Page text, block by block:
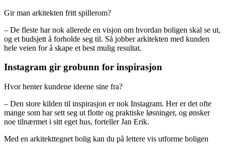
Gir man arkitekten fritt spillerom?
– De fleste har nok allerede en visjon om hvordan boligen skal se ut,
og et budsjett å forholde seg til. Så jobber arkitekten med kunden
hele veien for å skape et best mulig resultat.
Instagram gir grobunn for inspirasjon
Hvor henter kundene ideene sine fra?
– Den store kilden til inspirasjon er nok Instagram. Her er det ofte
mange som har sett seg ut flotte og praktiske løsninger, og ønsker
noe tilnærmet i sitt eget hus, forteller Jan Erik.
Med en arkitekttegnet bolig kan du på lettere vis utforme boligen